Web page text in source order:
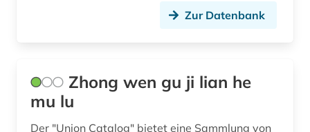
Zur Datenbank
Zhong wen gu ji lian he
mu lu
Der "Union Catalog" bietet eine Sammlung von